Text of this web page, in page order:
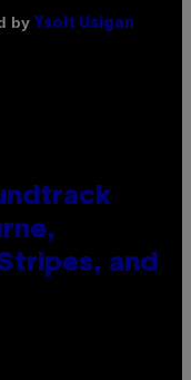
by Ysolt Usigan
and